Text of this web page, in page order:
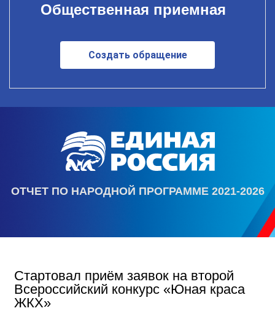
Общественная приемная
Создать обращение
ОТЧЕТ ПО НАРОДНОЙ ПРОГРАММЕ 2021-2026
Стартовал приём заявок на второй
Всероссийский конкурс «Юная краса
ЖКХ»